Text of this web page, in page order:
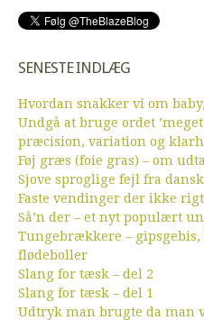
SENESTE INDLÆG
Hvordan snakker vi om
Undgå at bruge ordet
præcision, variation og
Føj græs (foie gras) – om
Sjove sproglige fejl fra
Faste vendinger der ikke
Så’n der – et nyt populært
Tungebrækkere –
flødeboller
Slang for tæsk – del 2
Slang for tæsk – del 1
Udtryk man brugte da man